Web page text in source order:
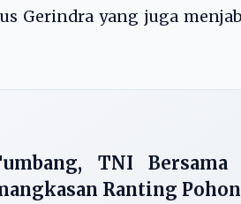
Gerindra yang juga
TNI Bersama
Ranting Pohon